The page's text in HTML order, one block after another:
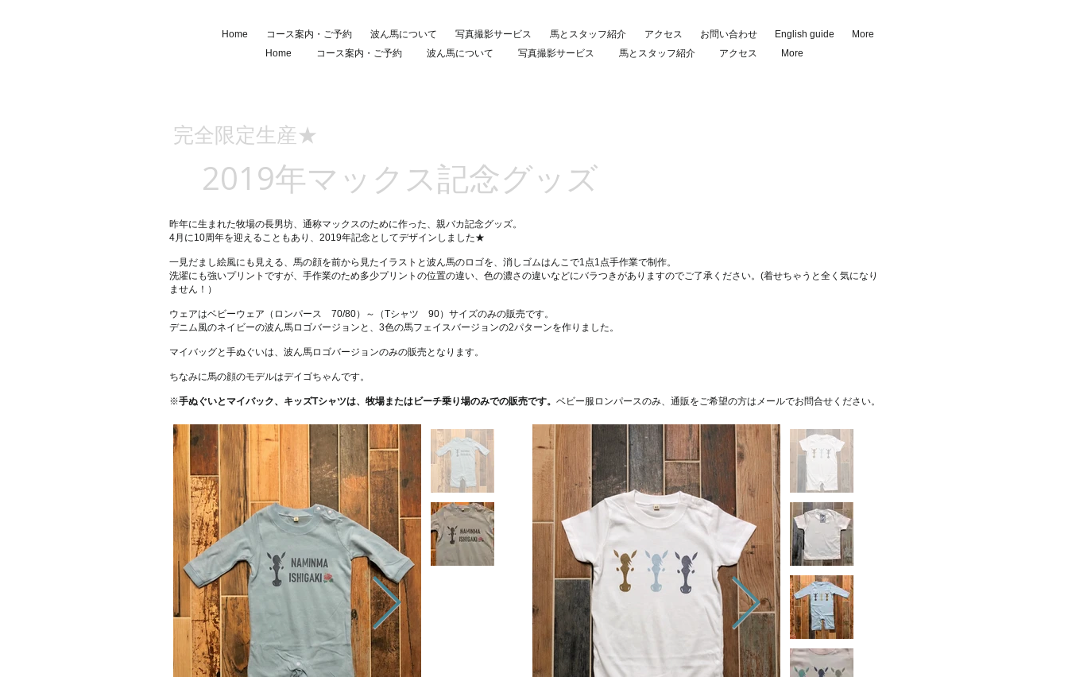
Home コース案内・ご予約 波ん馬について 写真撮影サービス 馬とスタッフ紹介 アクセス お問い合わせ English guide
More
Home
コース案内・ご予約 波ん馬について 写真撮影サービス 馬とスタッフ紹介 アクセス More
完全限定生産★
2019年マックス記念グッズ
昨年に生まれた牧場の長男坊、通称マックスのために作った、親バカ記念グッズ。
4月に10周年を迎えることもあり、2019年記念としてデザインしました★
一見だまし絵風にも見える、馬の顔を前から見たイラストと波ん馬のロゴを、消しゴムはんこで1点1点手作業で制作。
洗濯にも強いプリントですが、手作業のため多少プリントの位置の違い、色の濃さの違いなどにバラつきがありますのでご了承ください。(着せちゃうと全く気になり
ません！）
​ウェアはベビーウェア（ロンパース 70/80）～（Tシャツ 90）サイズのみの販売です。
デニム風のネイビーの波ん馬ロゴバージョンと、3色の馬フェイスバージョンの2パターンを作りました。
​マイバッグと手ぬぐいは、波ん馬ロゴバージョンのみの販売となります。
​ちなみに馬の顔のモデルはデイゴちゃんです。
​※手ぬぐいとマイバック、キッズTシャツは、牧場またはビーチ乗り場のみでの販売です。 ベビー服ロンパースのみ、通販をご希望の方はメールでお問合せください。